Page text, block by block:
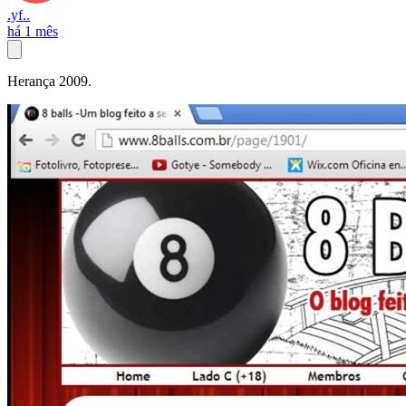
.yf..
há 1 mês
Herança 2009.